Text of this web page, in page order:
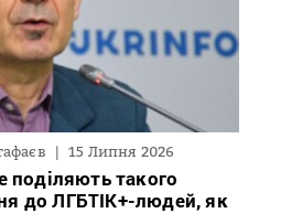
15 Липня 2026
поділяють такого
до ЛГБТІК+-людей, як